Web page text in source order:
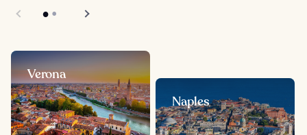
Verona
Naples